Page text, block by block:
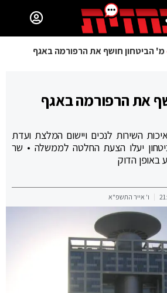
מ' הביטחון חושף את הרפורמה באגף
את הרפורמה באגף
השירות לנכים ויישום המלצת ועדת
יעלו הצעת החלטה לממשלה • שר
באופן הדוק
ו' אייר התשפ"א